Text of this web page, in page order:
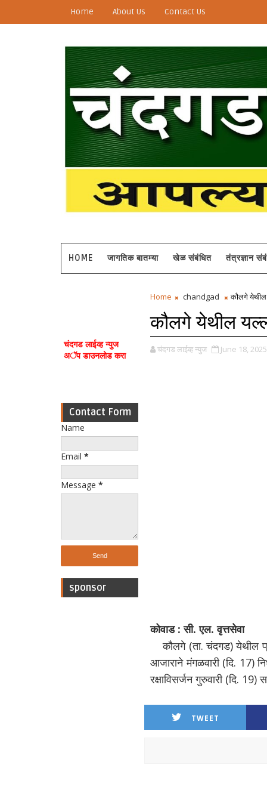
Home About Us Contact Us
HOME जागतिक बातम्या खेळ संबंधित तंत्रज्ञान
चंदगड लाईव्ह न्युज
अॅप डाउनलोड करा
Contact Form
Name
Email *
Message *
sponsor
Home chandgad कौलगे येथील
कौलगे येथील
चंदगड लाईव्ह न्युज June 18, 2025
कोवाड : सी. एल. वृत्तसेवा
कौलगे (ता. चंदगड) येथील
आजाराने मंगळवारी (दि. 17)
रक्षाविसर्जन गुरुवारी (दि. 19)
TWEET